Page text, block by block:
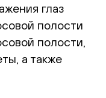
глаз
полости
полости,
а также